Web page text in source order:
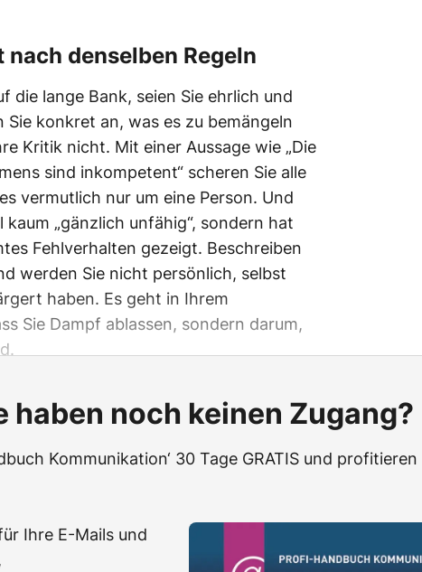
denselben Regeln
die lange Bank, seien Sie ehrlich und
konkret an, was es zu bemängeln
Kritik nicht. Mit einer Aussage wie „Die
sind inkompetent“ scheren Sie alle
vermutlich nur um eine Person. Und
„gänzlich unfähig“, sondern hat
Fehlverhalten gezeigt. Beschreiben
werden Sie nicht persönlich, selbst
haben. Es geht in Ihrem
Sie Dampf ablassen, sondern darum,
haben noch keinen Zugang?
Kommunikation‘ 30 Tage GRATIS und profitieren
Ihre E-Mails und